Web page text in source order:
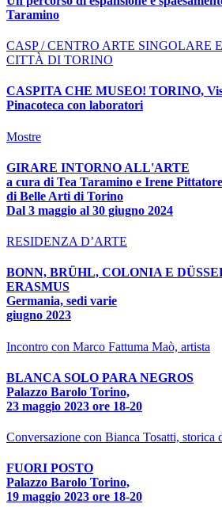
Taramino
CASP / CENTRO ARTE SINGOLARE
CITTÀ DI TORINO
CASPITA CHE MUSEO! TORINO,
Pinacoteca con laboratori
Mostre
GIRARE INTORNO ALL'ARTE
a cura di Tea Taramino e Irene
di Belle Arti di Torino
Dal 3 maggio al 30 giugno 2024
RESIDENZA D’ARTE
BONN, BRÜHL, COLONIA E
ERASMUS
Germania, sedi varie
giugno 2023
Incontro con Marco Fattuma Maò, artista
BLANCA SOLO PARA NEGROS
Palazzo Barolo Torino,
23 maggio 2023 ore 18-20
Conversazione con Bianca Tosatti, storica
FUORI POSTO
Palazzo Barolo Torino,
19 maggio 2023 ore 18-20